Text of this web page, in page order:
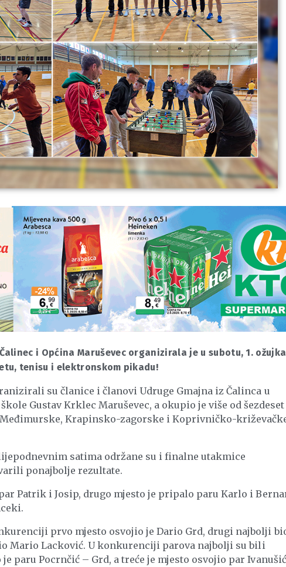
i Općina Maruševec organizirala je u subotu, 1. ožujka
tenisu i elektronskom pikadu!
su članice i članovi Udruge Gmajna iz Čalinca u
Gustav Krklec Maruševec, a okupio je više od šezdeset
Krapinsko-zagorske i Koprivničko-
satima održane su i finalne utakmice
ponajbolje rezultate.
Patrik i Josip, drugo mjesto je pripalo paru Karlo i
prvo mjesto osvojio je Dario Grd, drugi najbolji
Mario Lacković. U konkurenciji parova najbolji su bili
paru Pocrnčić – Grd, a treće je mjesto osvojio par